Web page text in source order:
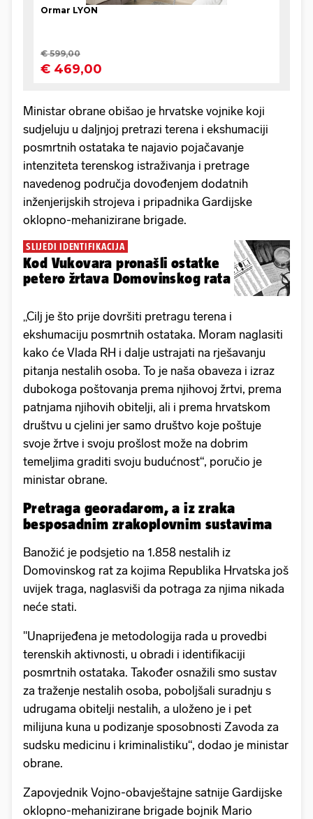
Ministar obrane obišao je hrvatske vojnike koji
sudjeluju u daljnjoj pretrazi terena i ekshumaciji
posmrtnih ostataka te najavio pojačavanje
intenziteta terenskog istraživanja i pretrage
navedenog područja dovođenjem dodatnih
inženjerijskih strojeva i pripadnika Gardijske
oklopno-mehanizirane brigade.
SLIJEDI IDENTIFIKACIJA
Kod Vukovara pronašli ostatke
petero žrtava Domovinskog rata
„Cilj je što prije dovršiti pretragu terena i
ekshumaciju posmrtnih ostataka. Moram naglasiti
kako će Vlada RH i dalje ustrajati na rješavanju
pitanja nestalih osoba. To je naša obaveza i izraz
dubokoga poštovanja prema njihovoj žrtvi, prema
patnjama njihovih obitelji, ali i prema hrvatskom
društvu u cjelini jer samo društvo koje poštuje
svoje žrtve i svoju prošlost može na dobrim
temeljima graditi svoju budućnost“, poručio je
ministar obrane.
Pretraga georadarom, a iz zraka
besposadnim zrakoplovnim sustavima
Banožić je podsjetio na 1.858 nestalih iz
Domovinskog rat za kojima Republika Hrvatska još
uvijek traga, naglasviši da potraga za njima nikada
neće stati.
"Unaprijeđena je metodologija rada u provedbi
terenskih aktivnosti, u obradi i identifikaciji
posmrtnih ostataka. Također osnažili smo sustav
za traženje nestalih osoba, poboljšali suradnju s
udrugama obitelji nestalih, a uloženo je i pet
milijuna kuna u podizanje sposobnosti Zavoda za
sudsku medicinu i kriminalistiku“, dodao je ministar
obrane.
Zapovjednik Vojno-obavještajne satnije Gardijske
oklopno-mehanizirane brigade bojnik Mario